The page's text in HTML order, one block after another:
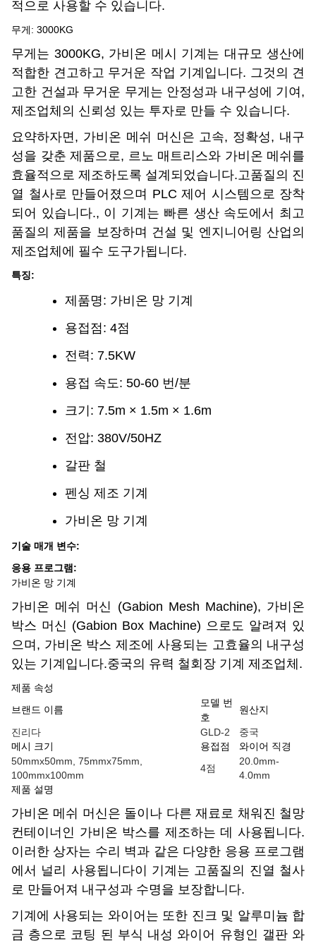
적으로 사용할 수 있습니다.
무게: 3000KG
무게는 3000KG, 가비온 메시 기계는 대규모 생산에
적합한 견고하고 무거운 작업 기계입니다. 그것의 견
고한 건설과 무거운 무게는 안정성과 내구성에 기여,
제조업체의 신뢰성 있는 투자로 만들 수 있습니다.
요약하자면, 가비온 메쉬 머신은 고속, 정확성, 내구
성을 갖춘 제품으로, 르노 매트리스와 가비온 메쉬를
효율적으로 제조하도록 설계되었습니다.고품질의 진
열 철사로 만들어졌으며 PLC 제어 시스템으로 장착
되어 있습니다., 이 기계는 빠른 생산 속도에서 최고
품질의 제품을 보장하며 건설 및 엔지니어링 산업의
제조업체에 필수 도구가됩니다.
특징:
제품명: 가비온 망 기계
용접점: 4점
전력: 7.5KW
용접 속도: 50-60 번/분
크기: 7.5m × 1.5m × 1.6m
전압: 380V/50HZ
갈판 철
펜싱 제조 기계
가비온 망 기계
기술 매개 변수:
응용 프로그램:
가비온 망 기계
가비온 메쉬 머신 (Gabion Mesh Machine), 가비온
박스 머신 (Gabion Box Machine) 으로도 알려져 있
으며, 가비온 박스 제조에 사용되는 고효율의 내구성
있는 기계입니다.중국의 유력 철회장 기계 제조업체.
제품 속성
브랜드 이름
모델 번
호
원산지
진리다
GLD-2
중국
메시 크기
용접점
와이어 직경
50mmx50mm, 75mmx75mm,
100mmx100mm
4점
20.0mm-
4.0mm
제품 설명
가비온 메쉬 머신은 돌이나 다른 재료로 채워진 철망
컨테이너인 가비온 박스를 제조하는 데 사용됩니다.
이러한 상자는 수리 벽과 같은 다양한 응용 프로그램
에서 널리 사용됩니다이 기계는 고품질의 진열 철사
로 만들어져 내구성과 수명을 보장합니다.
기계에 사용되는 와이어는 또한 진크 및 알루미늄 합
금 층으로 코팅 된 부식 내성 와이어 유형인 갤판 와